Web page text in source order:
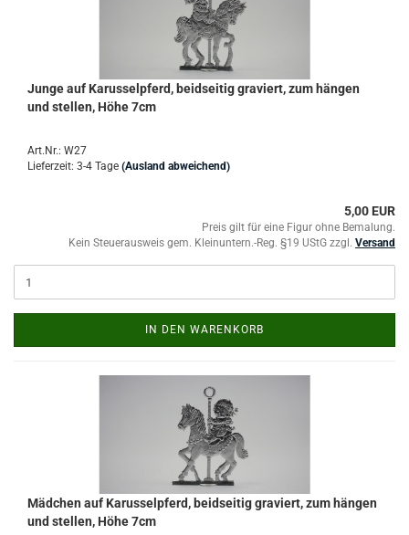
Junge auf Karusselpferd, beidseitig graviert, zum hängen
und stellen, Höhe 7cm
Art.Nr.: W27
Lieferzeit: 3-4 Tage (Ausland abweichend)
5,00 EUR
Preis gilt für eine Figur ohne Bemalung.
Kein Steuerausweis gem. Kleinuntern.-Reg. §19 UStG zzgl. Versand
IN DEN WARENKORB
Mädchen auf Karusselpferd, beidseitig graviert, zum hängen
und stellen, Höhe 7cm